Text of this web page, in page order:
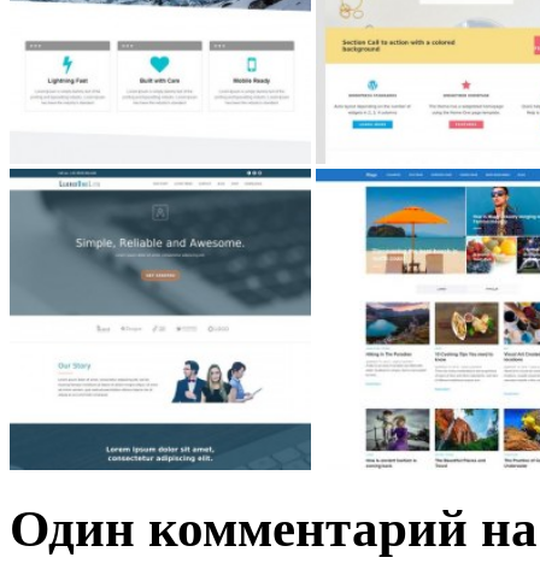
Один комментарий